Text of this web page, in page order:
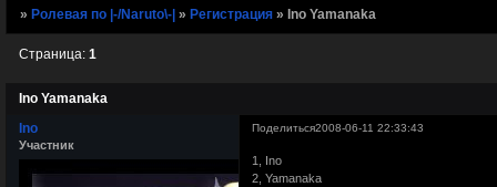
»Ролевая по |-/Naruto\-| »Регистрация »Ino Yamanaka
Ino Yamanaka
Страница:1
Поделиться2008-06-11 22:33:43
Ino
Участник
1, Ino
2, Yamanaka